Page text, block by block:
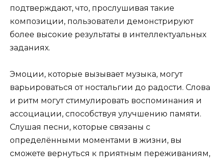
подтверждают, что, прослушивая такие
композиции, пользователи демонстрируют
более высокие результаты в интеллектуальных
заданиях.
Эмоции, которые вызывает музыка, могут
варьироваться от ностальгии до радости. Слова
и ритм могут стимулировать воспоминания и
ассоциации, способствуя улучшению памяти.
Слушая песни, которые связаны с
определёнными моментами в жизни, вы
сможете вернуться к приятным переживаниям,